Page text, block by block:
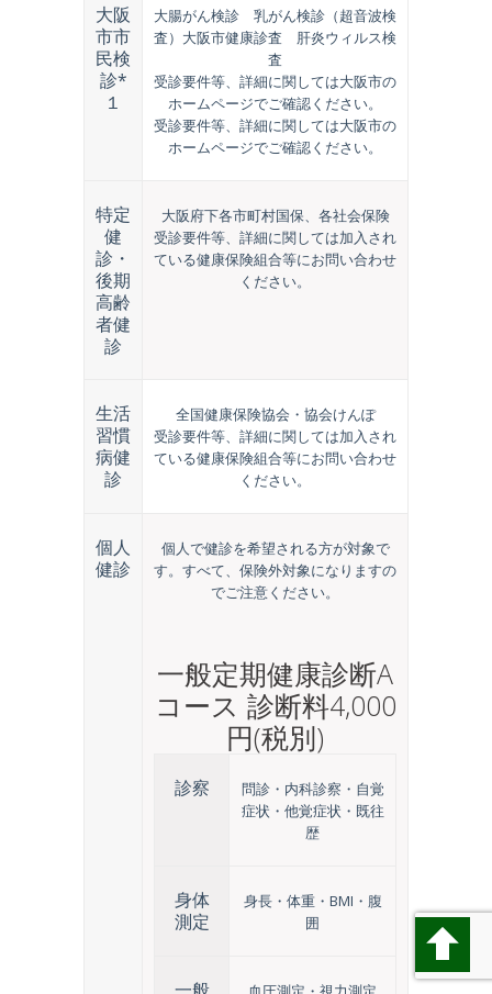
大阪
市市
民検
診*
１
大腸がん検診 乳がん検診（超音波検
査）大阪市健康診査 肝炎ウィルス検
査
受診要件等、詳細に関しては大阪市の
ホームページでご確認ください。
受診要件等、詳細に関しては大阪市の
ホームページでご確認ください。
特定
健
診・
後期
高齢
者健
診
大阪府下各市町村国保、各社会保険
受診要件等、詳細に関しては加入され
ている健康保険組合等にお問い合わせ
ください。
生活
習慣
病健
診
全国健康保険協会・協会けんぽ
受診要件等、詳細に関しては加入され
ている健康保険組合等にお問い合わせ
ください。
個人
健診
個人で健診を希望される方が対象で
す。すべて、保険外対象になりますの
でご注意ください。
一般定期健康診断A
コース 診断料4,000
円(税別)
診察
問診・内科診察・自覚
症状・他覚症状・既往
歴
身体
測定
身長・体重・BMI・腹
囲